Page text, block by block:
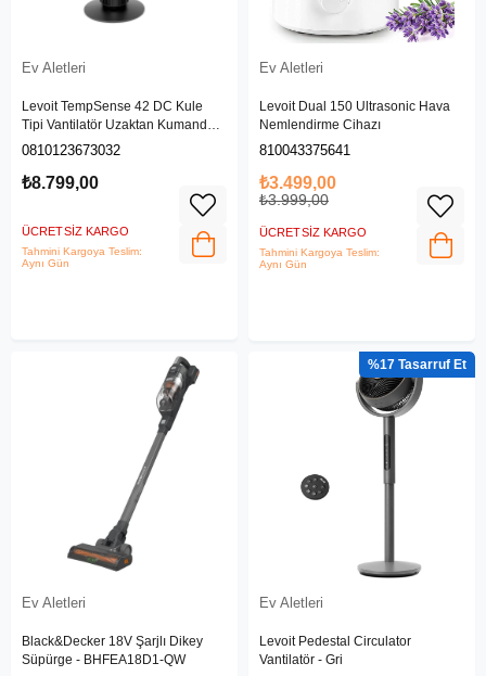
Ev Aletleri
Levoit TempSense 42 DC Kule
Tipi Vantilatör Uzaktan Kumanda,
Sessiz ve Güçlü Hava Akışı, 90
0810123673032
₺8.799,00
ÜCRETSIZ KARGO
Tahmini Kargoya Teslim:
Aynı Gün
Ev Aletleri
Levoit Dual 150 Ultrasonic Hava
Nemlendirme Cihazı
810043375641
₺3.499,00
₺3.999,00
ÜCRETSIZ KARGO
Tahmini Kargoya Teslim:
Aynı Gün
Ev Aletleri
Black&Decker 18V Şarjlı Dikey
Süpürge - BHFEA18D1-QW
Ev Aletleri
Levoit Pedestal Circulator
Vantilatör - Gri
%17